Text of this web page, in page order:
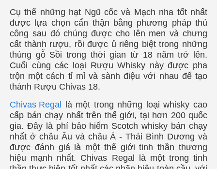
Cụ thể những hạt Ngũ cốc và Mạch nha tốt nhất
được lựa chọn cẩn thận bằng phương pháp thủ
công sau đó chúng được cho lên men và chưng
cất thành rượu, rồi được ủ riêng biệt trong những
thùng gỗ Sồi trong thời gian từ 18 năm trở lên.
Cuối cùng các loại Rượu Whisky này được pha
trộn một cách tỉ mỉ và sành điệu với nhau để tạo
thành Rượu Chivas 18.
Chivas Regal là một trong những loại whisky cao
cấp bán chạy nhất trên thế giới, tại hơn 200 quốc
gia. Đây là phí bảo hiểm Scotch whisky bán chạy
nhất ở châu Âu và châu Á - Thái Bình Dương và
được đánh giá là một thế giới tinh thần thương
hiệu mạnh nhất. Chivas Regal là một trong tinh